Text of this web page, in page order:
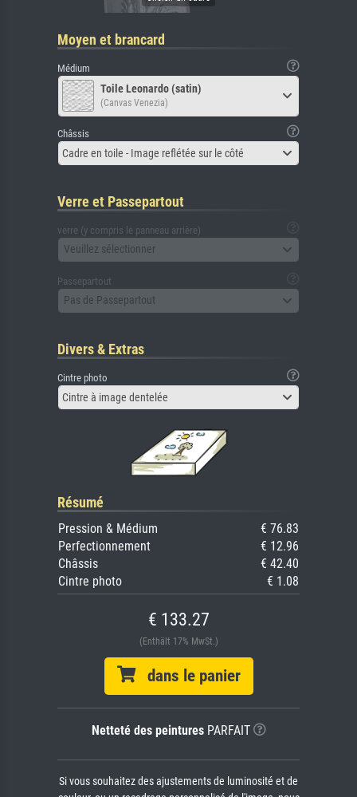
Moyen et brancard
Médium
Toile Leonardo (satin)
(Canvas Venezia)
Châssis
Cadre en toile - Image reflétée sur le côté
Verre et Passepartout
verre (y compris le panneau arrière)
Veuillez sélectionner
Passepartout
Pas de Passepartout
Divers & Extras
Cintre photo
Cintre à image dentelée
Résumé
Pression & Médium
€ 76.83
Perfectionnement
€ 12.96
Châssis
€ 42.40
Cintre photo
€ 1.08
€ 133.27
(Enthält 17% MwSt.)
dans le panier
Netteté des peinturesPARFAIT
Si vous souhaitez des ajustements de luminosité et de